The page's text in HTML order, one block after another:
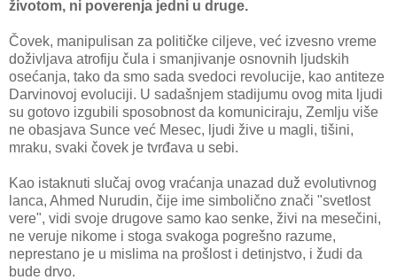
životom, ni poverenja jedni u druge.
Čovek, manipulisan za političke ciljeve, već izvesno vreme
doživljava atrofiju čula i smanjivanje osnovnih ljudskih
osećanja, tako da smo sada svedoci revolucije, kao antiteze
Darvinovoj evoluciji. U sadašnjem stadijumu ovog mita ljudi
su gotovo izgubili sposobnost da komuniciraju, Zemlju više
ne obasjava Sunce već Mesec, ljudi žive u magli, tišini,
mraku, svaki čovek je tvrđava u sebi.
Kao istaknuti slučaj ovog vraćanja unazad duž evolutivnog
lanca, Ahmed Nurudin, čije ime simbolično znači "svetlost
vere", vidi svoje drugove samo kao senke, živi na mesečini,
ne veruje nikome i stoga svakoga pogrešno razume,
neprestano je u mislima na prošlost i detinjstvo, i žudi da
bude drvo.